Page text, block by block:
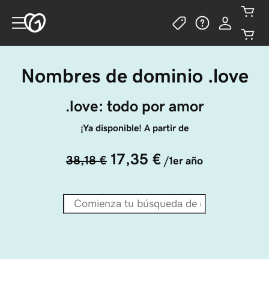
Nombres de dominio .love
.love: todo por amor
¡Ya disponible! A partir de
38,18 € 17,35 € /1er año